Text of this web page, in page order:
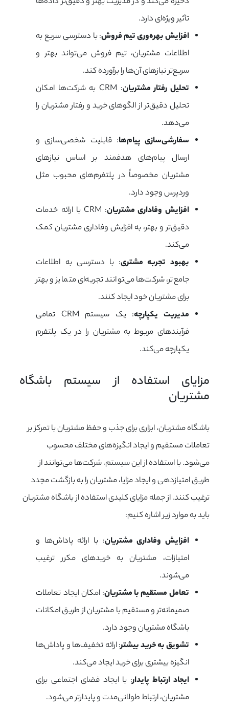
تأثیر ویژه‌ای دارد.
افزایش بهره‌وری تیم فروش: با دسترسی سریع به
اطلاعات مشتریان، تیم فروش می‌تواند بهتر و
سریع‌تر نیازهای آن‌ها را برآورده کند.
تحلیل رفتار مشتریان
: CRM به شرکت‌ها امکان
تحلیل دقیق‌تر از الگوهای خرید و رفتار مشتریان را
می‌دهد.
سفارشی‌سازی پیام‌ها: قابلیت شخصی‌سازی و
ارسال پیام‌های هدفمند بر اساس نیازهای
مشتریان مخصوصاً در پلتفرم‌های محبوب مثل
وردپرس وجود دارد.
افزایش وفاداری مشتریان
: CRM با ارائه خدمات
دقیق‌تر و بهتر، به افزایش وفاداری مشتریان کمک
می‌کند.
بهبود تجربه مشتری: با دسترسی به اطلاعات
جامع‌تر، شرکت‌ها می‌توانند تجربه‌ای متمایز و بهتر
برای مشتریان خود ایجاد کنند.
مدیریت یکپارچه
: یک سیستم CRM تمامی
فرآیندهای مربوط به مشتریان را در یک پلتفرم
یکپارچه می‌کند.
مشتریان
باشگاه مشتریان، ابزاری برای جذب و حفظ مشتریان با تمرکز بر
تعاملات مستقیم و ایجاد انگیزه‌های مختلف محسوب
می‌شود. با استفاده از این سیستم، شرکت‌ها می‌توانند از
طریق امتیازدهی و ایجاد مزایا، مشتریان را به بازگشت مجدد
ترغیب کنند. از جمله مزایای کلیدی استفاده از باشگاه مشتریان
باید به موارد زیر اشاره کنیم:
افزایش وفاداری مشتریان: با ارائه پاداش‌ها و
امتیازات، مشتریان به خریدهای مکرر ترغیب
می‌شوند.
تعامل مستقیم با مشتریان: امکان ایجاد تعاملات
صمیمانه‌تر و مستقیم با مشتریان از طریق امکانات
باشگاه مشتریان وجود دارد.
تشویق به خرید بیشتر: ارائه تخفیف‌ها و پاداش‌ها
انگیزه بیشتری برای خرید ایجاد می‌کند.
ایجاد ارتباط پایدار: با ایجاد فضای اجتماعی برای
مشتریان، ارتباط طولانی‌مدت و پایدارتر می‌شود.